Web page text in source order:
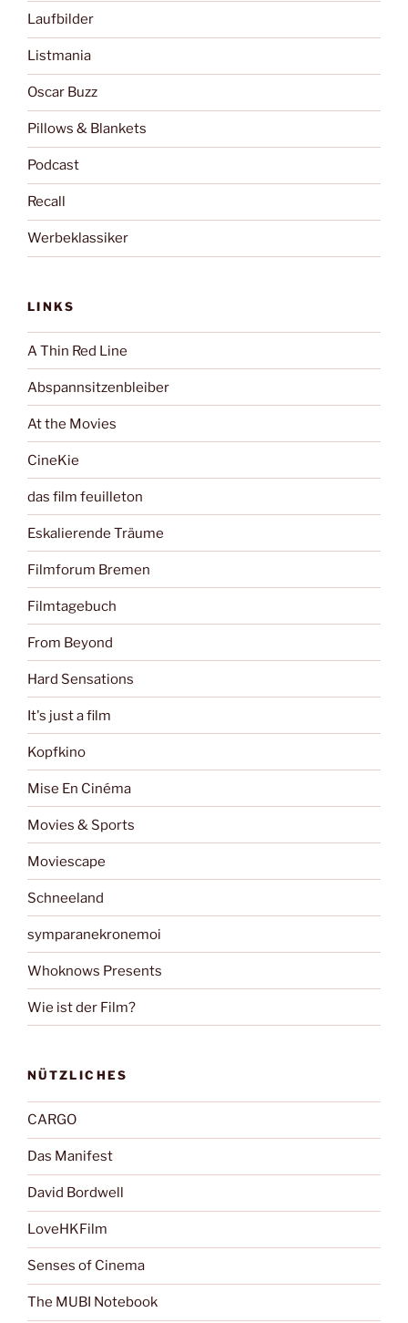
Laufbilder
Listmania
Oscar Buzz
Pillows & Blankets
Podcast
Recall
Werbeklassiker
LINKS
A Thin Red Line
Abspannsitzenbleiber
At the Movies
CineKie
das film feuilleton
Eskalierende Träume
Filmforum Bremen
Filmtagebuch
From Beyond
Hard Sensations
It's just a film
Kopfkino
Mise En Cinéma
Movies & Sports
Moviescape
Schneeland
symparanekronemoi
Whoknows Presents
Wie ist der Film?
NÜTZLICHES
CARGO
Das Manifest
David Bordwell
LoveHKFilm
Senses of Cinema
The MUBI Notebook